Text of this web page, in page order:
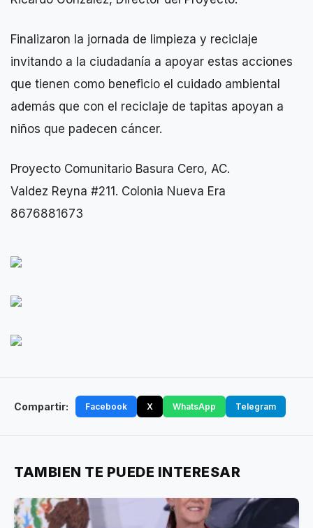
Finalizaron la jornada de limpieza y reciclaje
invitando a la ciudadanía a apoyar estas acciones
que tienen como beneficio el cuidado ambiental
además que con el reciclaje de tapitas apoyan a
niños que padecen cáncer.
Proyecto Comunitario Basura Cero, AC.
Valdez Reyna #211. Colonia Nueva Era
8676881673
Compartir: Facebook X WhatsApp Telegram
TAMBIEN TE PUEDE INTERESAR